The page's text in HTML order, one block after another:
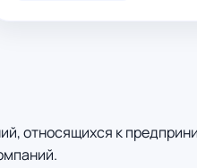
относящихся к